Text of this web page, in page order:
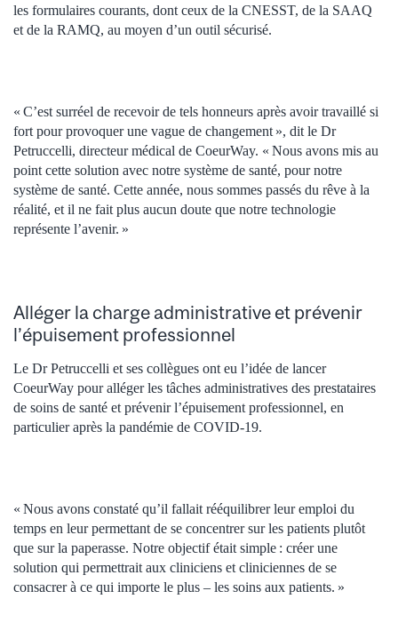
les formulaires courants, dont ceux de la CNESST, de la SAAQ
et de la RAMQ, au moyen d’un outil sécurisé.
« C’est surréel de recevoir de tels honneurs après avoir travaillé si
fort pour provoquer une vague de changement », dit le Dr
Petruccelli, directeur médical de CoeurWay. « Nous avons mis au
point cette solution avec notre système de santé, pour notre
système de santé. Cette année, nous sommes passés du rêve à la
réalité, et il ne fait plus aucun doute que notre technologie
représente l’avenir. »
Alléger la charge administrative et prévenir
l’épuisement professionnel
Le Dr Petruccelli et ses collègues ont eu l’idée de lancer
CoeurWay pour alléger les tâches administratives des prestataires
de soins de santé et prévenir l’épuisement professionnel, en
particulier après la pandémie de COVID-19.
« Nous avons constaté qu’il fallait rééquilibrer leur emploi du
temps en leur permettant de se concentrer sur les patients plutôt
que sur la paperasse. Notre objectif était simple : créer une
solution qui permettrait aux cliniciens et cliniciennes de se
consacrer à ce qui importe le plus – les soins aux patients. »